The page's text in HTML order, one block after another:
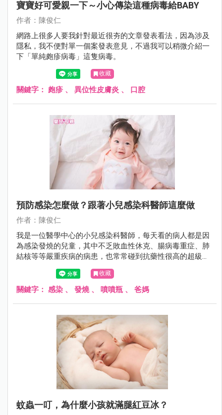
寶寶好可愛親一下～小心傳染這種病毒給BABY
作者：陳俊仁
網路上很多人要我針對最近很夯的文章發表看法，因為涉及
隱私，我不便對單一個案發表意見，不過我可以稍微介紹一
下「單純皰疹病毒」這隻病毒。
收藏
關鍵字： 皰疹 、 異位性皮膚炎 、 口腔
預防感染怎麼做？跟著小兒感染科醫師這麼做
作者：陳俊仁
我是一位醫學中心的小兒感染科醫師，每天看的病人都是因
為感染發燒的兒童，其中不乏敗血性休克、腸病毒重症、肺
結核等等嚴重疾病的病患，也常常碰到抗藥性很高的超級細
菌，偏偏我是兩個25周極度早產兒的爸爸，我都開玩笑說：
「我是個很髒的爸爸」，可是兩個寶寶卻是抵抗力很差的早
產兒，難道我都不要抱寶寶嗎？那我平常是怎麼做的呢？
收藏
關鍵字： 感染 、 發燒、 噴噴瓶 、 爸媽
蚊蟲一叮，為什麼小孩就滿腿紅豆冰？